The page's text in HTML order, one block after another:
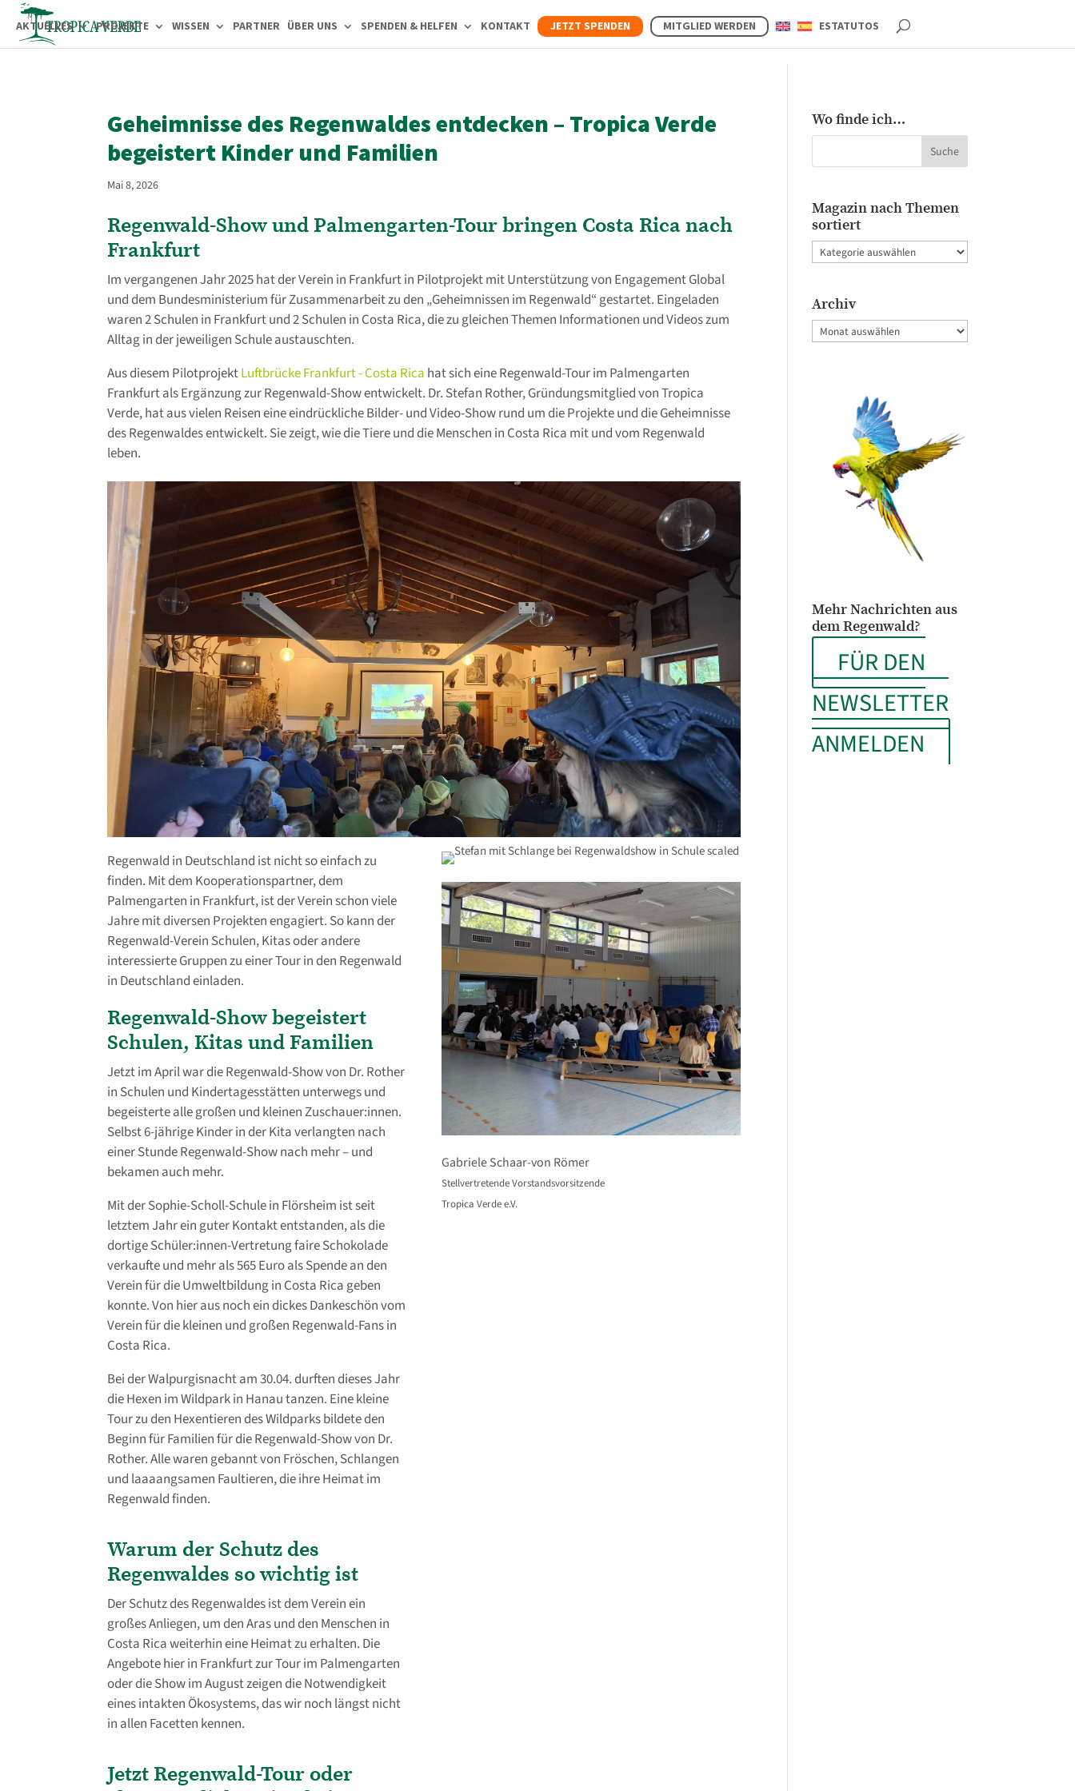
AKTUELLES PROJEKTE WISSEN PARTNER ÜBER UNS SPENDEN & HELFEN KONTAKT JETZT SPENDEN MITGLIED WERDEN ESTATUTOS
Geheimnisse des Regenwaldes entdecken – Tropica Verde
begeistert Kinder und Familien
Mai 8, 2026
Regenwald-Show und Palmengarten-Tour bringen Costa Rica nach
Frankfurt
Im vergangenen Jahr 2025 hat der Verein in Frankfurt in Pilotprojekt mit Unterstützung von Engagement Global
und dem Bundesministerium für Zusammenarbeit zu den „Geheimnissen im Regenwald“ gestartet. Eingeladen
waren 2 Schulen in Frankfurt und 2 Schulen in Costa Rica, die zu gleichen Themen Informationen und Videos zum
Alltag in der jeweiligen Schule austauschten.
Aus diesem PilotprojektLuftbrücke Frankfurt - Costa Rica hat sich eine Regenwald-Tour im Palmengarten
Frankfurt als Ergänzung zur Regenwald-Show entwickelt. Dr. Stefan Rother, Gründungsmitglied von Tropica
Verde, hat aus vielen Reisen eine eindrückliche Bilder- und Video-Show rund um die Projekte und die Geheimnisse
des Regenwaldes entwickelt. Sie zeigt, wie die Tiere und die Menschen in Costa Rica mit und vom Regenwald
leben.
Regenwald in Deutschland ist nicht so einfach zu
finden. Mit dem Kooperationspartner, dem
Palmengarten in Frankfurt, ist der Verein schon viele
Jahre mit diversen Projekten engagiert. So kann der
Regenwald-Verein Schulen, Kitas oder andere
interessierte Gruppen zu einer Tour in den Regenwald
in Deutschland einladen.
Regenwald-Show begeistert
Schulen, Kitas und Familien
Jetzt im April war die Regenwald-Show von Dr. Rother
in Schulen und Kindertagesstätten unterwegs und
begeisterte alle großen und kleinen Zuschauer:innen.
Selbst 6-jährige Kinder in der Kita verlangten nach
einer Stunde Regenwald-Show nach mehr – und
bekamen auch mehr.
Mit der Sophie-Scholl-Schule in Flörsheim ist seit
letztem Jahr ein guter Kontakt entstanden, als die
dortige Schüler:innen-Vertretung faire Schokolade
verkaufte und mehr als 565 Euro als Spende an den
Verein für die Umweltbildung in Costa Rica geben
konnte. Von hier aus noch ein dickes Dankeschön vom
Verein für die kleinen und großen Regenwald-Fans in
Costa Rica.
Bei der Walpurgisnacht am 30.04. durften dieses Jahr
die Hexen im Wildpark in Hanau tanzen. Eine kleine
Tour zu den Hexentieren des Wildparks bildete den
Beginn für Familien für die Regenwald-Show von Dr.
Rother. Alle waren gebannt von Fröschen, Schlangen
und laaaangsamen Faultieren, die ihre Heimat im
Regenwald finden.
Warum der Schutz des
Regenwaldes so wichtig ist
Der Schutz des Regenwaldes ist dem Verein ein
großes Anliegen, um den Aras und den Menschen in
Costa Rica weiterhin eine Heimat zu erhalten. Die
Angebote hier in Frankfurt zur Tour im Palmengarten
oder die Show im August zeigen die Notwendigkeit
eines intakten Ökosystems, das wir noch längst nicht
in allen Facetten kennen.
Jetzt Regenwald-Tour oder
Gabriele Schaar-von Römer
Stellvertretende Vorstandsvorsitzende
Tropica Verde e.V.​
Wo finde ich…
Magazin nach Themen
sortiert
Magazin
sortiert
Archiv
Archiv
Mehr Nachrichten aus
dem Regenwald?
FÜR DEN
NEWSLETTER
ANMELDEN